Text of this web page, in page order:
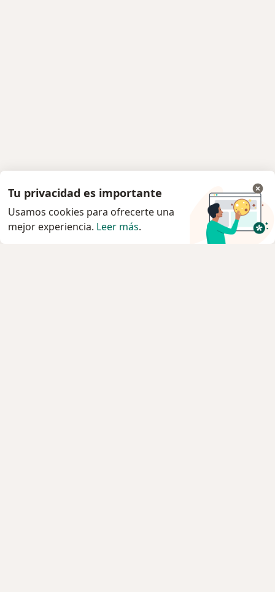
Tu privacidad es importante
Usamos cookies para ofrecerte una
mejor experiencia. Leer más.